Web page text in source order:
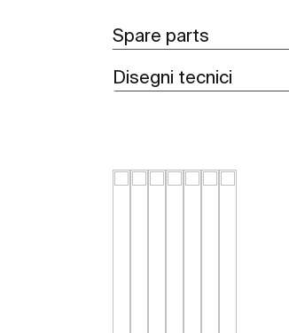
Spare parts
Disegni tecnici